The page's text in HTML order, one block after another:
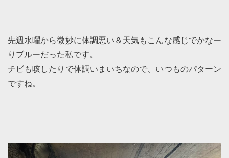
先週水曜から微妙に体調悪い＆天気もこんな感じでかなー
りブルーだった私です。
チビも咳したりで体調いまいちなので、いつものパターン
ですね。